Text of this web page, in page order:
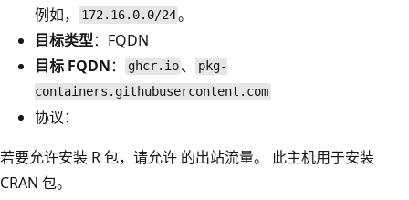
例如，
172.16.0.0/24。
目标类型：FQDN
目标 FQDN： ghcr.io 、
pkg-
containers.githubusercontent.com
协议：
若要允许安装 R 包，请允许 的出站流量。 此主机用于安装
CRAN 包。